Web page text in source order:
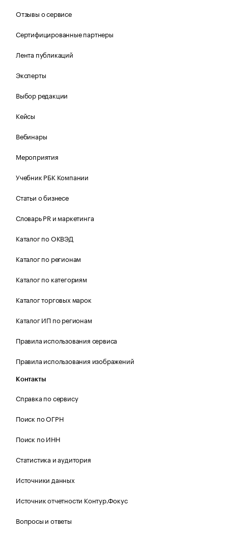
Отзывы о сервисе
Сертифицированные партнеры
Лента публикаций
Эксперты
Выбор редакции
Кейсы
Вебинары
Мероприятия
Учебник РБК Компании
Статьи о бизнесе
Словарь PR и маркетинга
Каталог по ОКВЭД
Каталог по регионам
Каталог по категориям
Каталог торговых марок
Каталог ИП по регионам
Правила использования сервиса
Правила использования изображений
Контакты
Справка по сервису
Поиск по ОГРН
Поиск по ИНН
Статистика и аудитория
Источники данных
Источник отчетности Контур.Фокус
Вопросы и ответы